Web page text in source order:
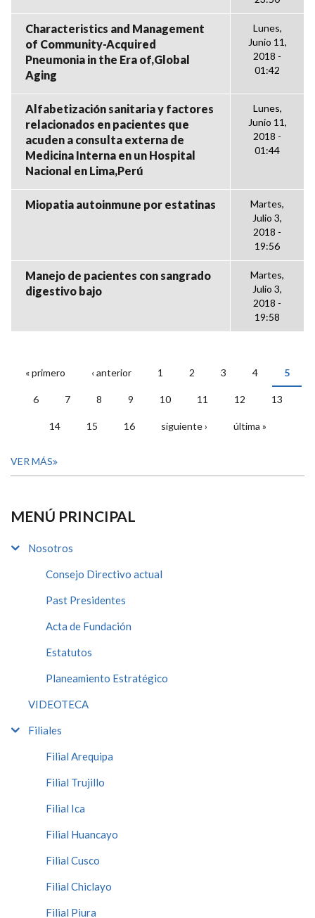
Characteristics and Management
of Community-Acquired
Pneumonia in the Era of,Global
Aging
Lunes,
Junio 11,
2018 -
01:42
Alfabetización sanitaria y factores
relacionados en pacientes que
acuden a consulta externa de
Medicina Interna en un Hospital
Nacional en Lima,Perú
Lunes,
Junio 11,
2018 -
01:44
Miopatia autoinmune por estatinas
Martes,
Julio 3,
2018 -
19:56
Manejo de pacientes con sangrado
digestivo bajo
Martes,
Julio 3,
2018 -
19:58
PÁGINAS
« primero ‹ anterior 1 2 3 4 5
6 7 8 9 10 11 12 13
14 15 16 siguiente › última »
VER MÁS
MENÚ PRINCIPAL
Nosotros
Consejo Directivo actual
Past Presidentes
Acta de Fundación
Estatutos
Planeamiento Estratégico
VIDEOTECA
Filiales
Filial Arequipa
Filial Trujillo
Filial Ica
Filial Huancayo
Filial Cusco
Filial Chiclayo
Filial Piura